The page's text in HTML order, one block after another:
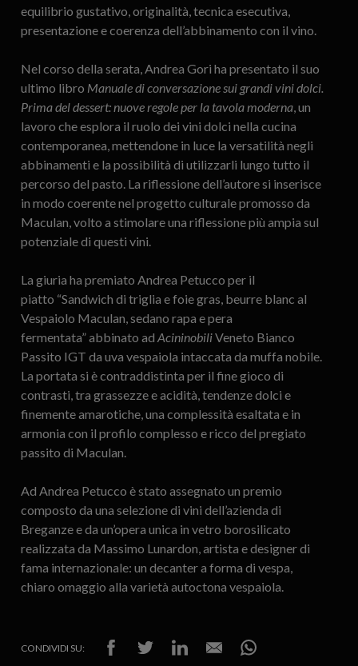
equilibrio gustativo, originalità, tecnica esecutiva,
presentazione e coerenza dell’abbinamento con il vino.
Nel corso della serata, Andrea Gori ha presentato il suo
ultimo libro Manuale di conversazione sui grandi vini dolci.
Prima del dessert: nuove regole per la tavola moderna, un
lavoro che esplora il ruolo dei vini dolci nella cucina
contemporanea, mettendone in luce la versatilità negli
abbinamenti e la possibilità di utilizzarli lungo tutto il
percorso del pasto. La riflessione dell’autore si inserisce
in modo coerente nel progetto culturale promosso da
Maculan, volto a stimolare una riflessione più ampia sul
potenziale di questi vini.
La giuria ha premiato Andrea Petucco per il
piatto “Sandwich di triglia e foie gras, beurre blanc al
Vespaiolo Maculan, sedano rapa e pera
fermentata” abbinato ad AcininobiliVeneto Bianco
Passito IGT da uva vespaiola intaccata da muffa nobile.
La portata si è contraddistinta per il fine gioco di
contrasti, tra grassezze e acidità, tendenze dolci e
finemente amarotiche, una complessità esaltata e in
armonia con il profilo complesso e ricco del pregiato
passito di Maculan.
Ad Andrea Petucco è stato assegnato un premio
composto da una selezione di vini dell’azienda di
Breganze e da un’opera unica in vetro borosilicato
realizzata da Massimo Lunardon, artista e designer di
fama internazionale: un decanter a forma di vespa,
chiaro omaggio alla varietà autoctona vespaiola.
CONDIVIDI SU: